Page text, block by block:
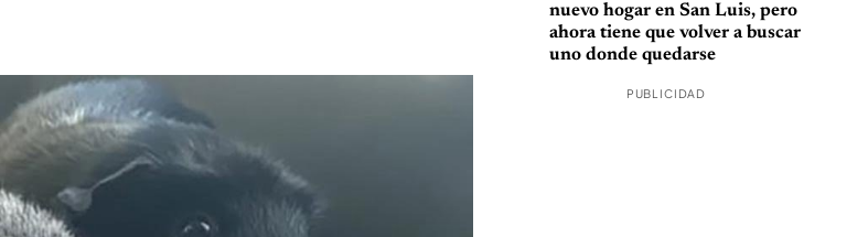
nuevo hogar en San Luis, pero
ahora tiene que volver a buscar
uno donde quedarse
PUBLICIDAD